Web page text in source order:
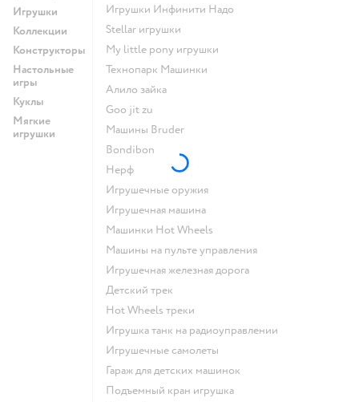
Игрушки
Коллекции
Конструкторы
Настольные
игры
Куклы
Мягкие
игрушки
Игрушки Инфинити Надо
Stellar игрушки
my little pony игрушки
Технопарк Машинки
Алило зайка
Goo jit zu
Машины Bruder
Bondibon
Нерф
Игрушечные оружия
Игрушечная машина
Машинки Hot Wheels
Машины на пульте управления
Игрушечная железная дорога
Детский трек
Hot Wheels треки
Игрушка танк на радиоуправлении
Игрушечные самолеты
Гараж для детских машинок
Подъемный кран игрушка